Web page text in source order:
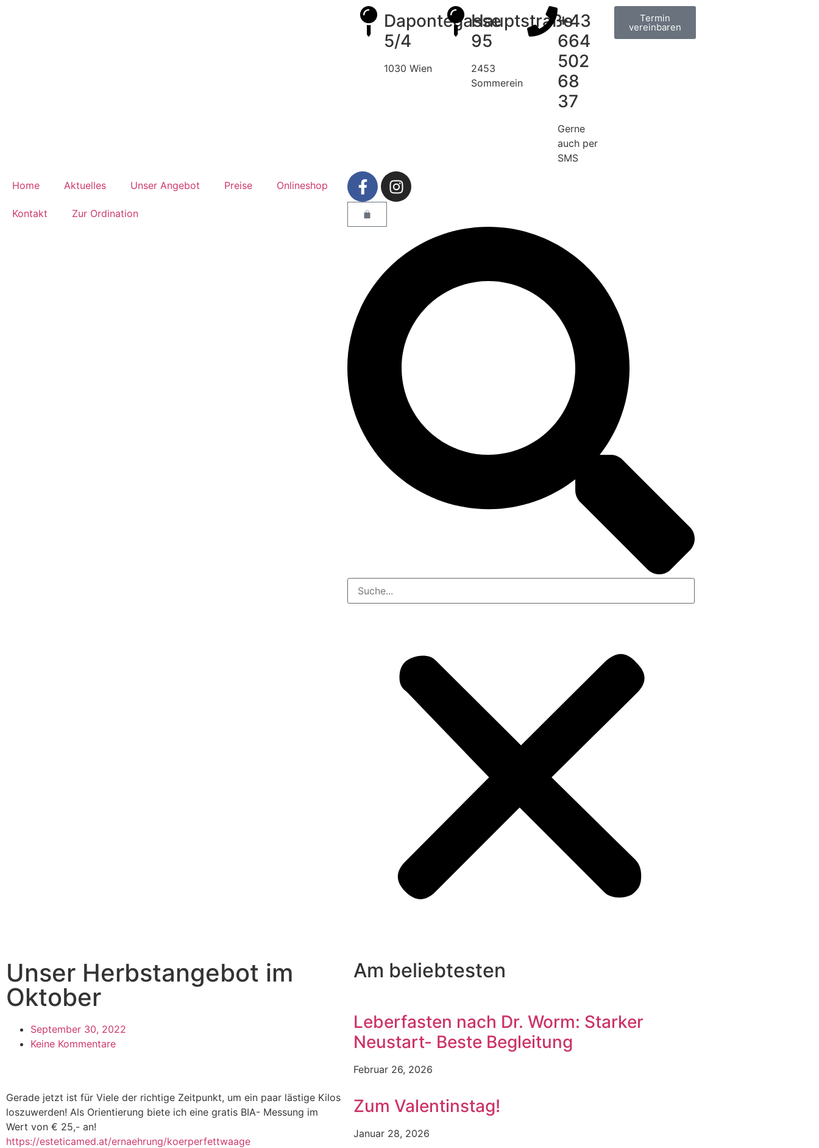
Dapontegasse
5/4
1030 Wien
Hauptstraße
95
2453
Sommerein
+43
664
502
68
37
Gerne
auch per
SMS
Termin
vereinbaren
Home Aktuelles Unser Angebot Preise Onlineshop
Kontakt Zur Ordination
Unser Herbstangebot im
Oktober
September 30, 2022
Keine Kommentare
Gerade jetzt ist für Viele der richtige Zeitpunkt, um ein paar lästige Kilos
loszuwerden! Als Orientierung biete ich eine gratis BIA- Messung im
Wert von € 25,- an!
https://esteticamed.at/ernaehrung/koerperfettwaage
Am beliebtesten
Leberfasten nach Dr. Worm: Starker
Neustart- Beste Begleitung
Februar 26, 2026
Zum Valentinstag!
Januar 28, 2026